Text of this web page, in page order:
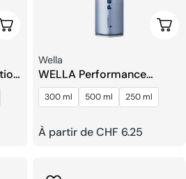
Choisissez Les Options
Fournisseur:
Wella
WELLA Performance
Laque Pour Cheveux
300 ml 500 ml 250 ml
Prix
À partir de CHF 6.25